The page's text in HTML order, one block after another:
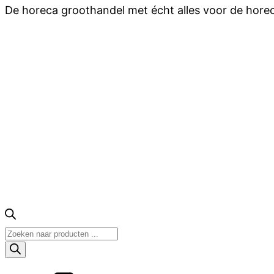
De horeca groothandel met écht alles voor de
Producten
zoeken